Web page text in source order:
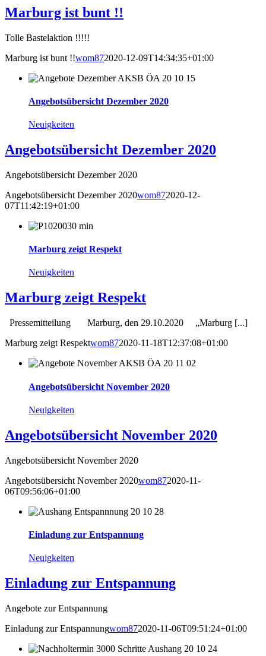
Marburg ist bunt !!
Tolle Bastelaktion !!!!!
Marburg ist bunt !!wom872020-12-09T14:34:35+01:00
Angebotsübersicht Dezember 2020
Neuigkeiten
Angebotsübersicht Dezember 2020
Angebotsübersicht Dezember 2020
Angebotsübersicht Dezember 2020wom872020-12-
07T11:42:19+01:00
Marburg zeigt Respekt
Neuigkeiten
Marburg zeigt Respekt
Pressemitteilung Marburg, den 29.10.2020 „Marburg [...]
Marburg zeigt Respektwom872020-11-18T12:37:08+01:00
Angebotsübersicht November 2020
Neuigkeiten
Angebotsübersicht November 2020
Angebotsübersicht November 2020
Angebotsübersicht November 2020wom872020-11-
06T09:56:06+01:00
Einladung zur Entspannung
Neuigkeiten
Einladung zur Entspannung
Angebote zur Entspannung
Einladung zur Entspannungwom872020-11-06T09:51:24+01:00